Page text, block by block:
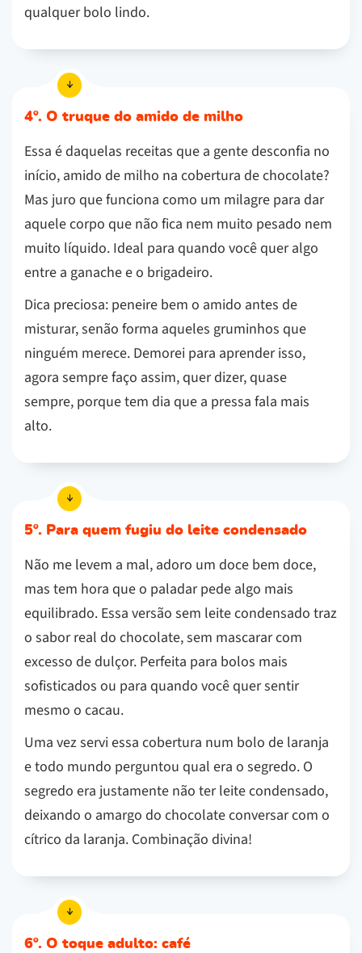
qualquer bolo lindo.
4º. O truque do amido de milho
Essa é daquelas receitas que a gente desconfia no
início, amido de milho na cobertura de chocolate?
Mas juro que funciona como um milagre para dar
aquele corpo que não fica nem muito pesado nem
muito líquido. Ideal para quando você quer algo
entre a ganache e o brigadeiro.
Dica preciosa: peneire bem o amido antes de
misturar, senão forma aqueles gruminhos que
ninguém merece. Demorei para aprender isso,
agora sempre faço assim, quer dizer, quase
sempre, porque tem dia que a pressa fala mais
alto.
5º. Para quem fugiu do leite condensado
Não me levem a mal, adoro um doce bem doce,
mas tem hora que o paladar pede algo mais
equilibrado. Essa versão sem leite condensado traz
o sabor real do chocolate, sem mascarar com
excesso de dulçor. Perfeita para bolos mais
sofisticados ou para quando você quer sentir
mesmo o cacau.
Uma vez servi essa cobertura num bolo de laranja
e todo mundo perguntou qual era o segredo. O
segredo era justamente não ter leite condensado,
deixando o amargo do chocolate conversar com o
cítrico da laranja. Combinação divina!
6º. O toque adulto: café